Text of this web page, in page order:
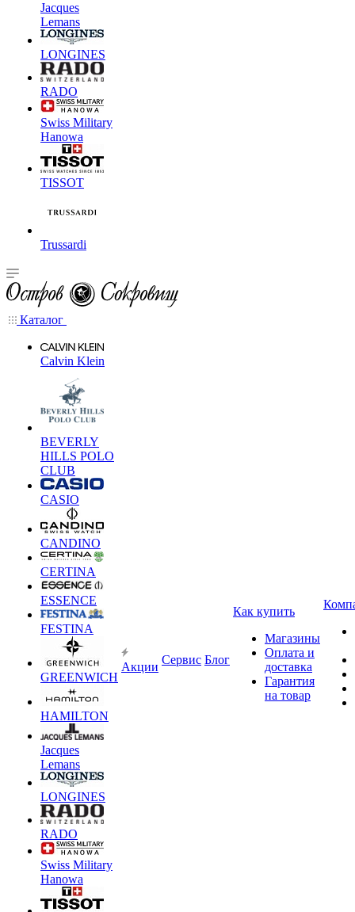
Jacques
Lemans
LONGINES
RADO
Swiss Military
Hanowa
TISSOT
Trussardi
Каталог
Calvin Klein
BEVERLY
HILLS POLO
CLUB
CASIO
CANDINO
CERTINA
ESSENCE
FESTINA
GREENWICH
HAMILTON
Jacques
Lemans
LONGINES
RADO
Swiss Military
Hanowa
Акции
Сервис Блог
Как купить
Магазины
Оплата и
доставка
Гарантия
на товар